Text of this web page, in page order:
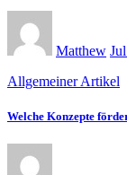
Matthew
Allgemeiner Artikel
Welche Konzepte